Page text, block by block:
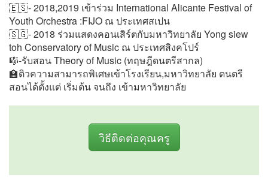
🇪🇸- 2018,2019 เข้าร่วม International Alicante Festival of
Youth Orchestra :FIJO ณ ประเทศสเปน
🇸🇬- 2018 ร่วมแสดงคอนเสิร์ตกับมหาวิทยาลัย Yong siew
toh Conservatory of Music ณ ประเทศสิงคโปร์
🎼-รับสอน Theory of Music (ทฤษฎีดนตรีสากล)
🏫ติวความสามารถพิเศษเข้าโรงเรียน,มหาวิทยาลัย ดนตรี
สอนได้ตั้งแต่ เริ่มต้น จนถึง เข้ามหาวิทยาลัย
วิธีติดต่อคุณครู